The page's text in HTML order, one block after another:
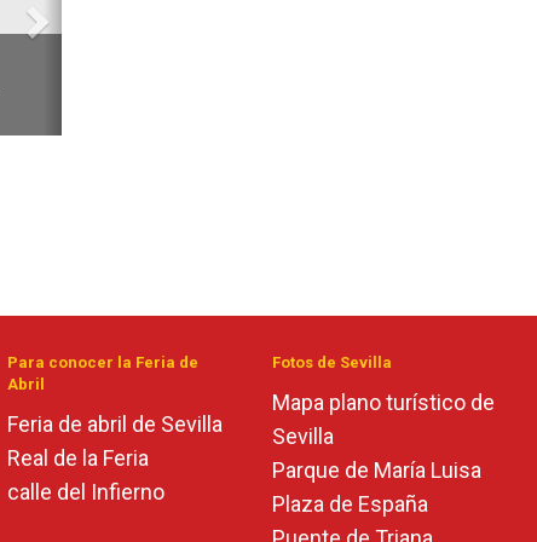
Para conocer la Feria de
Abril
Feria de abril de Sevilla
Real de la Feria
calle del Infierno
Fotos de Sevilla
Mapa plano turístico de
Sevilla
Parque de María Luisa
Plaza de España